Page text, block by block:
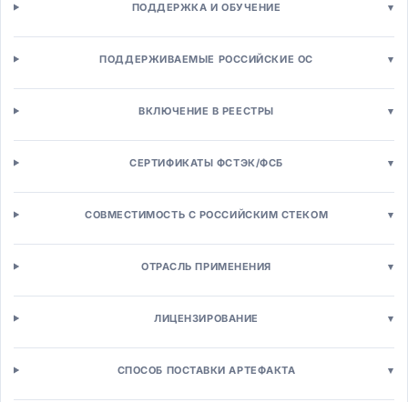
Конфигуратор-цена-предложение (CPQ)
Email/SMS маркетинг
Управление кампаниями
Веб-аналитика
Контакт-центры
Управление кейсами
Торговля и e-commerce
Платформы интернет-магазинов
Интернет-магазины B2C
ПОДДЕРЖКА И ОБУЧЕНИЕ ▾
ПОДДЕРЖИВАЕМЫЕ РОССИЙСКИЕ ОС ▾
ВКЛЮЧЕНИЕ В РЕЕСТРЫ ▾
СЕРТИФИКАТЫ ФСТЭК/ФСБ ▾
СОВМЕСТИМОСТЬ С РОССИЙСКИМ СТЕКОМ ▾
ОТРАСЛЬ ПРИМЕНЕНИЯ ▾
ЛИЦЕНЗИРОВАНИЕ ▾
СПОСОБ ПОСТАВКИ АРТЕФАКТА ▾